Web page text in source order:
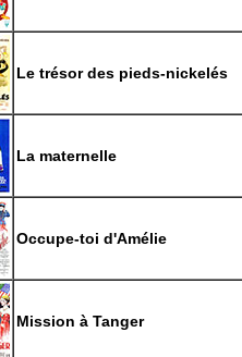
Le trésor des pieds-nickelés
La maternelle
Occupe-toi d'Amélie
Mission à Tanger